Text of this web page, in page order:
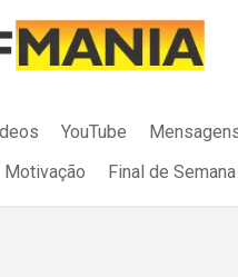
YouTube
Motivação Final de Semana